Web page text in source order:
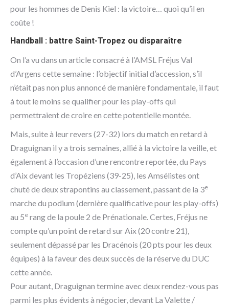
pour les hommes de Denis Kiel : la victoire… quoi qu’il en
coûte !
Handball : battre Saint-Tropez ou disparaître
On l’a vu dans un article consacré à l’AMSL Fréjus Val
d’Argens cette semaine : l’objectif initial d’accession, s’il
n’était pas non plus annoncé de manière fondamentale, il faut
à tout le moins se qualifier pour les play-offs qui
permettraient de croire en cette potentielle montée.
Mais, suite à leur revers (27-32) lors du match en retard à
Draguignan il y a trois semaines, allié à la victoire la veille, et
également à l’occasion d’une rencontre reportée, du Pays
d’Aix devant les Tropéziens (39-25), les Amsélistes ont
chuté de deux strapontins au classement, passant de la 3e
marche du podium (dernière qualificative pour les play-offs)
au 5e rang de la poule 2 de Prénationale. Certes, Fréjus ne
compte qu’un point de retard sur Aix (20 contre 21),
seulement dépassé par les Dracénois (20 pts pour les deux
équipes) à la faveur des deux succès de la réserve du DUC
cette année.
Pour autant, Draguignan termine avec deux rendez-vous pas
parmi les plus évidents à négocier, devant La Valette /